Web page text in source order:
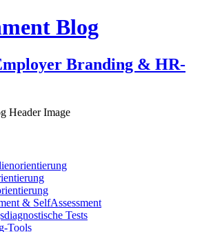
Blog
Branding & HR-
& SelfAssessment
Tests
Tools